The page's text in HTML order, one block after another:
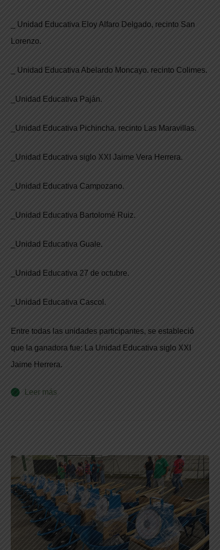
_ Unidad Educativa Eloy Alfaro Delgado, recinto San
Lorenzo.
_ Unidad Educativa Abelardo Moncayo. recinto Colimes.
_Unidad Educativa Paján.
_Unidad Educativa Pichincha. recinto Las Maravillas.
_Unidad Educativa siglo XXI Jaime Vera Herrera.
_Unidad Educativa Campozano.
_Unidad Educativa Bartolomé Ruiz.
_Unidad Educativa Guale.
_Unidad Educativa 27 de octubre.
_Unidad Educativa Cascol.
Entre todas las unidades participantes, se estableció
que la ganadora fue: La Unidad Educativa siglo XXI
Jaime Herrera.
Leer más